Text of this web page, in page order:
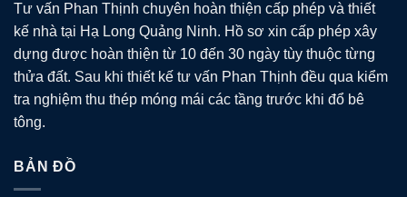
Tư vấn Phan Thịnh chuyên hoàn thiện cấp phép và thiết
kế nhà tại Hạ Long Quảng Ninh. Hồ sơ xin cấp phép xây
dựng được hoàn thiện từ 10 đến 30 ngày tùy thuộc từng
thửa đất. Sau khi thiết kế tư vấn Phan Thịnh đều qua kiểm
tra nghiệm thu thép móng mái các tầng trước khi đổ bê
tông.
BẢN ĐỒ